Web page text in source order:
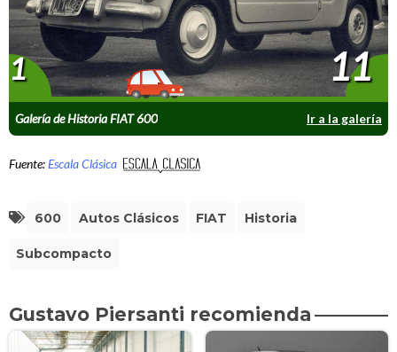
Galería de Historia FIAT 600 Ir a la galería
1 11
Fuente:Escala Clásica
600 Autos Clásicos FIAT Historia
Subcompacto
Gustavo Piersanti recomienda